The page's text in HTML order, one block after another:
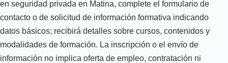
en seguridad privada en Matina, complete el formulario de
contacto o de solicitud de información formativa indicando
datos básicos; recibirá detalles sobre cursos, contenidos y
modalidades de formación. La inscripción o el envío de
información no implica oferta de empleo, contratación ni